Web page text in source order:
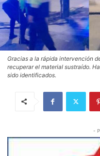
Gracias a la rápida intervención
recuperar el material sustraído.
sido identificados.
-